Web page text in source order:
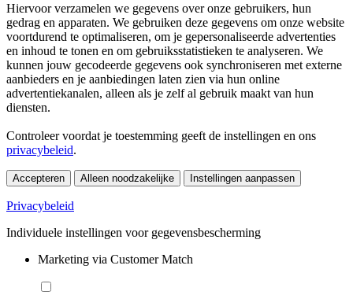
Hiervoor verzamelen we gegevens over onze gebruikers, hun
gedrag en apparaten. We gebruiken deze gegevens om onze website
voortdurend te optimaliseren, om je gepersonaliseerde advertenties
en inhoud te tonen en om gebruiksstatistieken te analyseren. We
kunnen jouw gecodeerde gegevens ook synchroniseren met externe
aanbieders en je aanbiedingen laten zien via hun online
advertentiekanalen, alleen als je zelf al gebruik maakt van hun
diensten.
Controleer voordat je toestemming geeft de instellingen en ons
privacybeleid.
Accepteren Alleen noodzakelijke Instellingen aanpassen
Privacybeleid
Individuele instellingen voor gegevensbescherming
Marketing via Customer Match